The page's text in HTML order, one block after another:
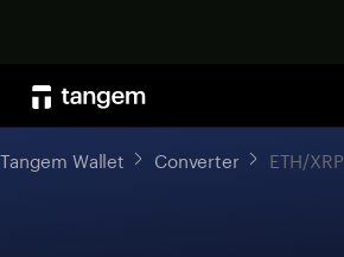
Tangem Wallet Converter ETH/XRP